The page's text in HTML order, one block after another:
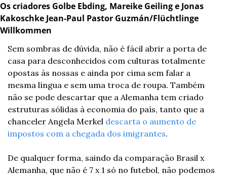
Os criadores Golbe Ebding, Mareike Geiling e Jonas
Kakoschke Jean-Paul Pastor Guzmán/Flüchtlinge
Willkommen
Sem sombras de dúvida, não é fácil abrir a porta de
casa para desconhecidos com culturas totalmente
opostas às nossas e ainda por cima sem falar a
mesma língua e sem uma troca de roupa. Também
não se pode descartar que a Alemanha tem criado
estruturas sólidas à economia do país, tanto que a
chanceler Angela Merkel descarta o aumento de
impostos com a chegada dos imigrantes.
De qualquer forma, saindo da comparação Brasil x
Alemanha, que não é 7 x 1 só no futebol, não podemos